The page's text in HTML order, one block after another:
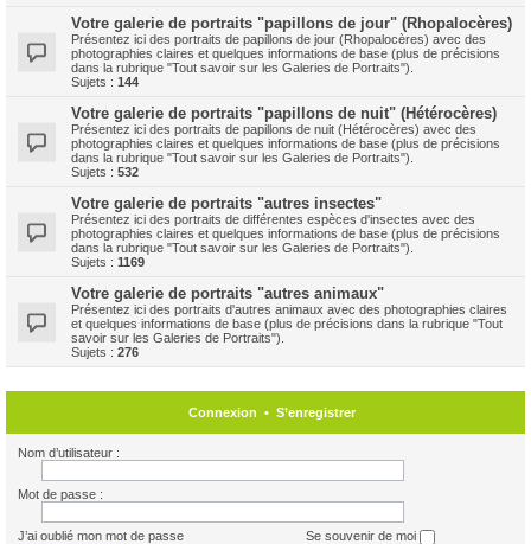
Votre galerie de portraits "papillons de jour" (Rhopalocères)
Présentez ici des portraits de papillons de jour (Rhopalocères) avec des
photographies claires et quelques informations de base (plus de précisions
dans la rubrique "Tout savoir sur les Galeries de Portraits").
Sujets : 144
Votre galerie de portraits "papillons de nuit" (Hétérocères)
Présentez ici des portraits de papillons de nuit (Hétérocères) avec des
photographies claires et quelques informations de base (plus de précisions
dans la rubrique "Tout savoir sur les Galeries de Portraits").
Sujets : 532
Votre galerie de portraits "autres insectes"
Présentez ici des portraits de différentes espèces d'insectes avec des
photographies claires et quelques informations de base (plus de précisions
dans la rubrique "Tout savoir sur les Galeries de Portraits").
Sujets : 1169
Votre galerie de portraits "autres animaux"
Présentez ici des portraits d'autres animaux avec des photographies claires
et quelques informations de base (plus de précisions dans la rubrique "Tout
savoir sur les Galeries de Portraits").
Sujets : 276
Connexion • S’enregistrer
Nom d’utilisateur :
Mot de passe :
J’ai oublié mon mot de passe Se souvenir de moi